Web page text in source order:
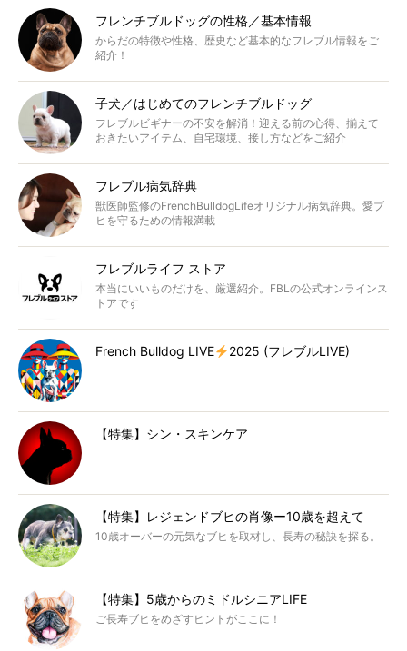
フレンチブルドッグの性格／基本情報
からだの特徴や性格、歴史など基本的なフレブル情報をご
紹介！
子犬／はじめてのフレンチブルドッグ
フレブルビギナーの不安を解消！迎える前の心得、揃えて
おきたいアイテム、自宅環境、接し方などをご紹介
フレブル病気辞典
獣医師監修のFrenchBulldogLifeオリジナル病気辞典。愛ブ
ヒを守るための情報満載
フレブルライフ ストア
本当にいいものだけを、厳選紹介。FBLの公式オンラインス
トアです
French Bulldog LIVE 2025 (フレブルLIVE)
【特集】シン・スキンケア
【特集】レジェンドブヒの肖像ー10歳を超えて
10歳オーバーの元気なブヒを取材し、長寿の秘訣を探る。
【特集】5歳からのミドルシニアLIFE
ご長寿ブヒをめざすヒントがここに！